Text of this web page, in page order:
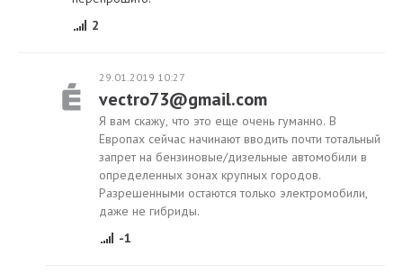
2
29.01.2019 10:27
vectro73@gmail.com
Я вам скажу, что это еще очень гуманно. В
Европах сейчас начинают вводить почти тотальный
запрет на бензиновые/дизельные автомобили в
определенных зонах крупных городов.
Разрешенными остаются только электромобили,
даже не гибриды.
-1